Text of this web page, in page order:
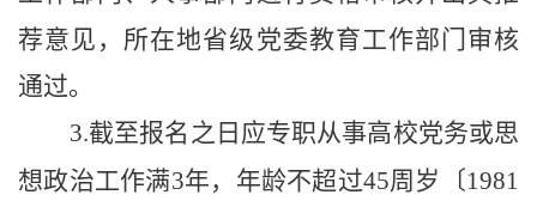
荐意见，所在地省级党委教育工作部门审核
通过。
3.截至报名之日应专职从事高校党务或思
想政治工作满3年，年龄不超过45周岁 〔1981